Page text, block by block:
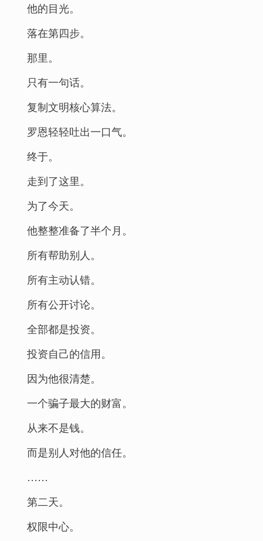
他的目光。
落在第四步。
那里。
只有一句话。
复制文明核心算法。
罗恩轻轻吐出一口气。
终于。
走到了这里。
为了今天。
他整整准备了半个月。
所有帮助别人。
所有主动认错。
所有公开讨论。
全部都是投资。
投资自己的信用。
因为他很清楚。
一个骗子最大的财富。
从来不是钱。
而是别人对他的信任。
……
第二天。
权限中心。